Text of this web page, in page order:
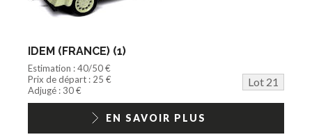
IDEM (FRANCE) (1)
Estimation : 40/50 €
Prix de départ : 25 €
Lot 21
Adjugé : 30 €
EN SAVOIR PLUS